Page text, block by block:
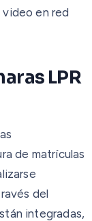
en red
LPR
de matrículas
del
integradas,